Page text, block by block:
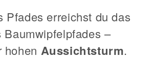
Pfades erreichst du das
Baumwipfelpfades –
hohen Aussichtsturm.